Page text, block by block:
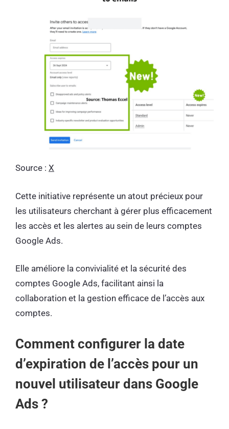
Source : X
Cette initiative représente un atout précieux pour
les utilisateurs cherchant à gérer plus efficacement
les accès et les alertes au sein de leurs comptes
Google Ads.
Elle améliore la convivialité et la sécurité des
comptes Google Ads, facilitant ainsi la
collaboration et la gestion efficace de l’accès aux
comptes.
Comment configurer la date
d’expiration de l’accès pour un
nouvel utilisateur dans Google
Ads ?